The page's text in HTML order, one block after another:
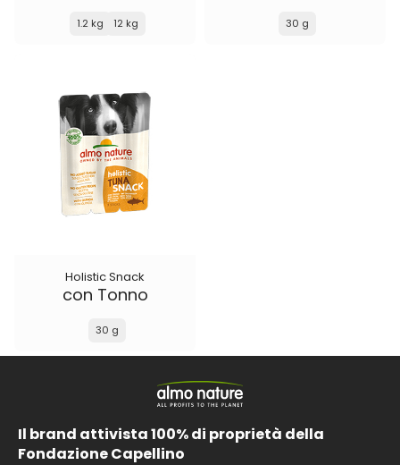
1.2 kg 12 kg 30 g
Holistic Snack
con Tonno
30 g
Il brand attivista 100% di proprietà della
Fondazione Capellino